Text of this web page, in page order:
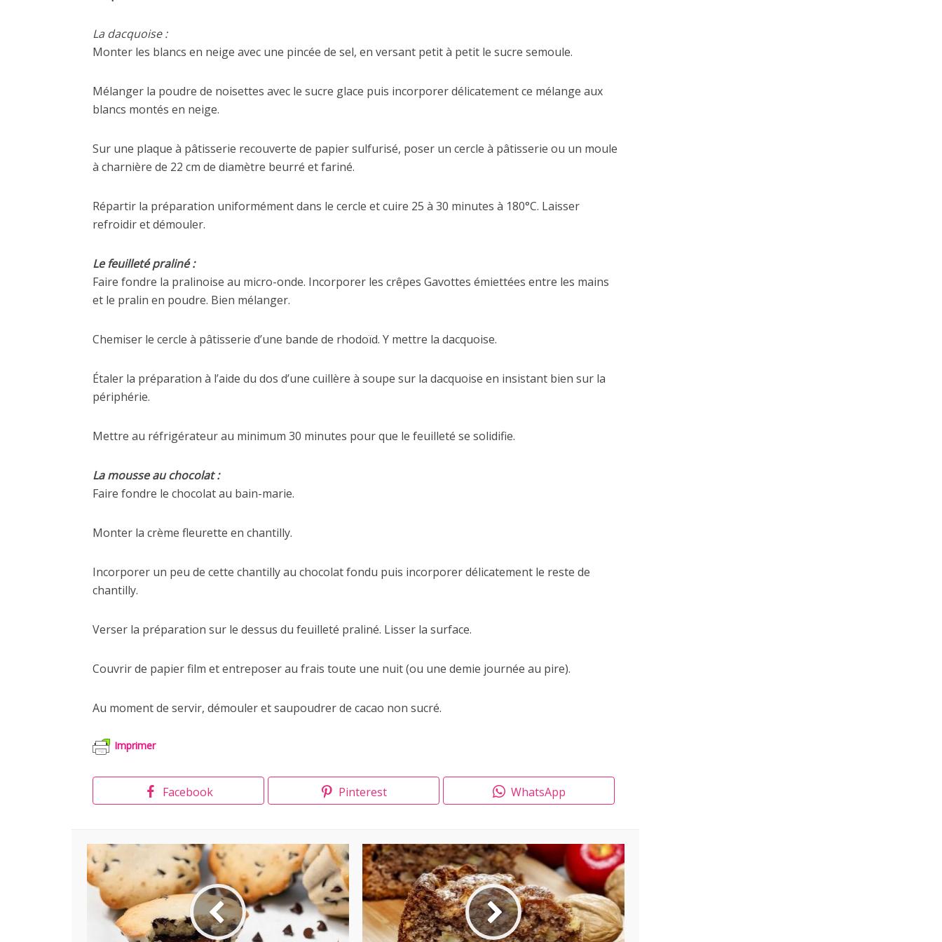
La dacquoise :
Monter les blancs en neige avec une pincée de sel, en versant petit à petit le sucre semoule.
Mélanger la poudre de noisettes avec le sucre glace puis incorporer délicatement ce mélange aux
blancs montés en neige.
Sur une plaque à pâtisserie recouverte de papier sulfurisé, poser un cercle à pâtisserie ou un moule
à charnière de 22 cm de diamètre beurré et fariné.
Répartir la préparation uniformément dans le cercle et cuire 25 à 30 minutes à 180°C. Laisser
refroidir et démouler.
Le feuilleté praliné :
Faire fondre la pralinoise au micro-onde. Incorporer les crêpes Gavottes émiettées entre les mains
et le pralin en poudre. Bien mélanger.
Chemiser le cercle à pâtisserie d’une bande de rhodoïd. Y mettre la dacquoise.
Étaler la préparation à l’aide du dos d’une cuillère à soupe sur la dacquoise en insistant bien sur la
périphérie.
Mettre au réfrigérateur au minimum 30 minutes pour que le feuilleté se solidifie.
La mousse au chocolat :
Faire fondre le chocolat au bain-marie.
Monter la crème fleurette en chantilly.
Incorporer un peu de cette chantilly au chocolat fondu puis incorporer délicatement le reste de
chantilly.
Verser la préparation sur le dessus du feuilleté praliné. Lisser la surface.
Couvrir de papier film et entreposer au frais toute une nuit (ou une demie journée au pire).
Au moment de servir, démouler et saupoudrer de cacao non sucré.
Imprimer
Facebook Pinterest WhatsApp